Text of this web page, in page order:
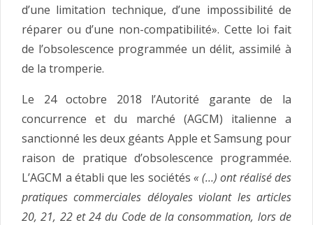
d’une limitation technique, d’une impossibilité de
réparer ou d’une non-compatibilité». Cette loi fait
de l’obsolescence programmée un délit, assimilé à
de la tromperie.
Le 24 octobre 2018 l’Autorité garante de la
concurrence et du marché (AGCM) italienne a
sanctionné les deux géants Apple et Samsung pour
raison de pratique d’obsolescence programmée.
L’AGCM a établi que les sociétés « (…) ont réalisé des
pratiques commerciales déloyales violant les articles
20, 21, 22 et 24 du Code de la consommation, lors de